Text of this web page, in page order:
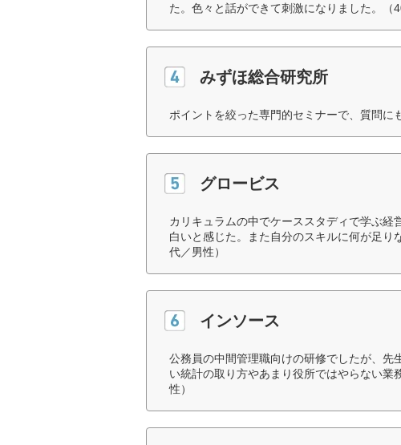
た。色々と話ができて刺激になりました。（
みずほ総合研究所
ポイントを絞った専門的セミナーで、質問に
グロービス
カリキュラムの中でケーススタディで学ぶ
白いと感じた。また自分のスキルに何が足
代／男性）
インソース
公務員の中間管理職向けの研修でしたが、先
い統計の取り方やあまり役所ではやらない業
性）